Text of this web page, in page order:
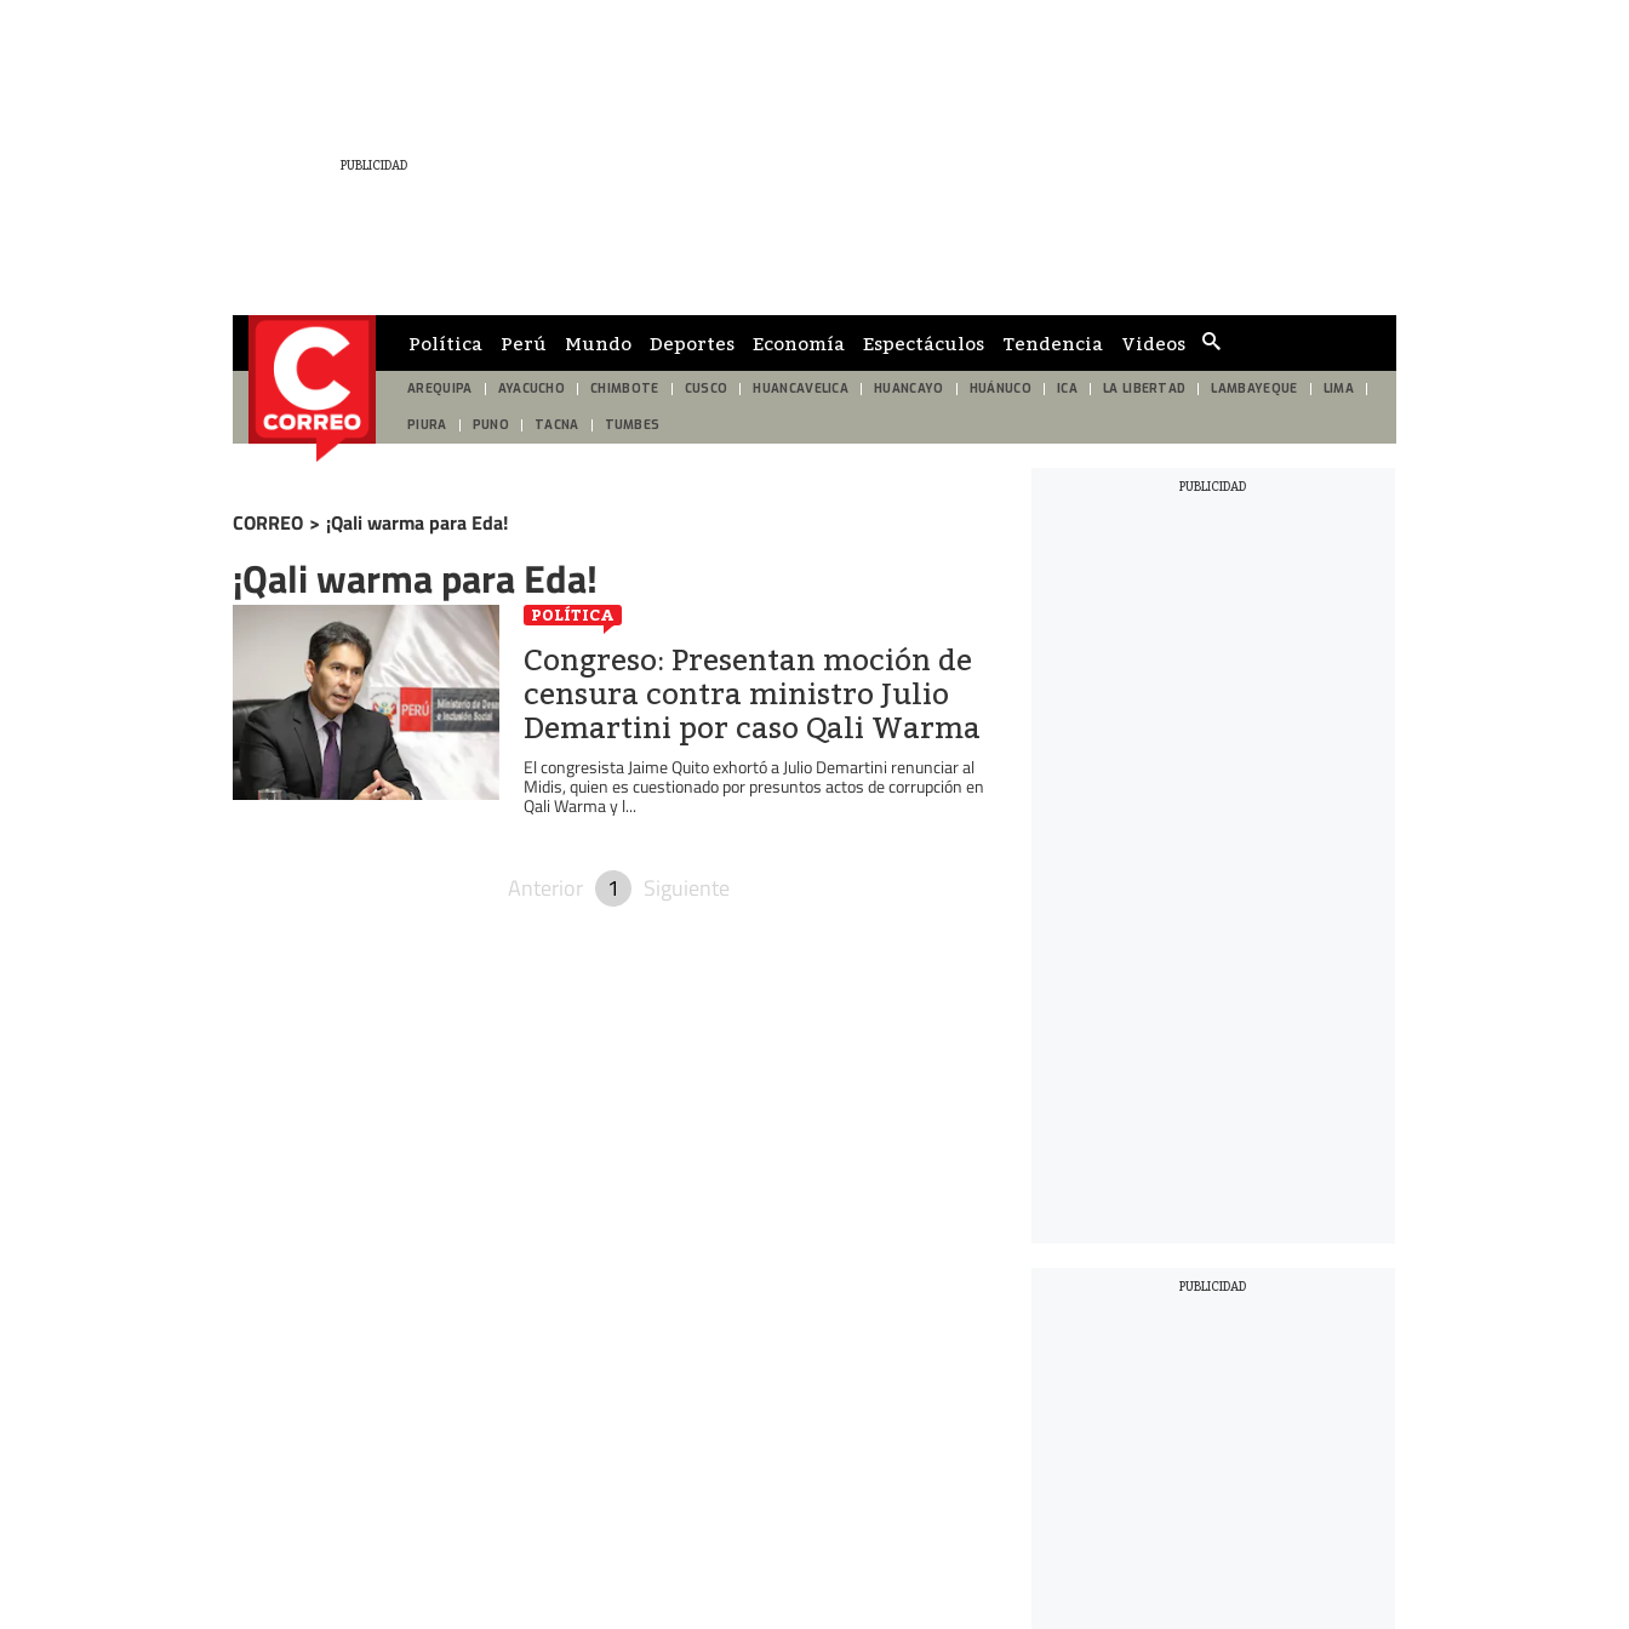
de
búsqueda
Política Perú Mundo Deportes Economía Espectáculos Tendencia Videos
AREQUIPA AYACUCHO CHIMBOTE CUSCO HUANCAVELICA HUANCAYO HUÁNUCO ICA LA LIBERTAD LAMBAYEQUE LIMA
PIURA PUNO TACNA TUMBES
CORREO > ¡Qali warma para Eda!
¡Qali warma para Eda!
POLÍTICA
Congreso: Presentan moción de
censura contra ministro Julio
Demartini por caso Qali Warma
El congresista Jaime Quito exhortó a Julio Demartini renunciar al
Midis, quien es cuestionado por presuntos actos de corrupción en
Qali Warma y l...
Anterior 1 Siguiente